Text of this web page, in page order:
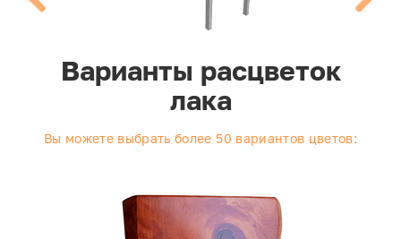
Варианты расцветок
лака
Вы можете выбрать более 50 вариантов цветов: